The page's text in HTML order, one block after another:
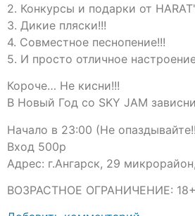
2. Конкурсы и подарки от
3. Дикие пляски!!!
4. Совместное песнопение!!!
5. И просто отличное
Короче… Не кисни!!!
В Новый Год со SKY JAM
Начало в 23:00 (Не
Вход 500р
Адрес: г.Ангарск, 29
ВОЗРАСТНОЕ ОГРАНИЧЕНИЕ: 18+